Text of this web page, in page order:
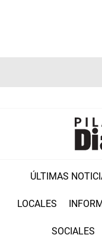
ÚLTIMAS
LOCALES
SOCIALES